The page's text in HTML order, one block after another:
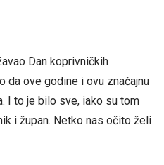
Dan koprivničkih
da ove godine i ovu značajnu
I to je bilo sve, iako su tom
i župan. Netko nas očito želi